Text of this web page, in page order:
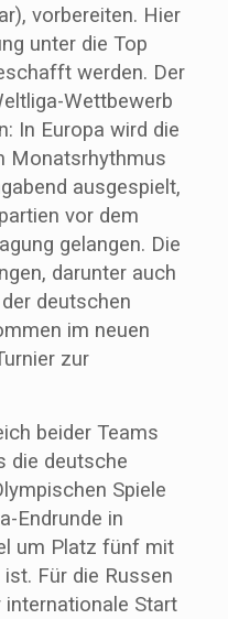
vorbereiten. Hier
unter die Top
werden. Der
Wettbewerb
In Europa wird die
Monatsrhythmus
ausgespielt,
vor dem
gelangen. Die
darunter auch
deutschen
im neuen
zur
beider Teams
die deutsche
Spiele
Endrunde in
um Platz fünf mit
Für die Russen
Start